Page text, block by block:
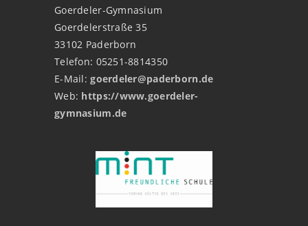
Goerdeler-Gymnasium
Goerdelerstraße 35
33102 Paderborn
Telefon: 05251-8814350
E-Mail:goerdeler@paderborn.de
Web: https://www.goerdeler-
gymnasium.de